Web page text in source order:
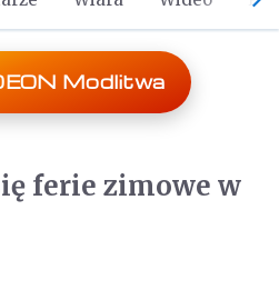
Modlitwa
ferie zimowe w